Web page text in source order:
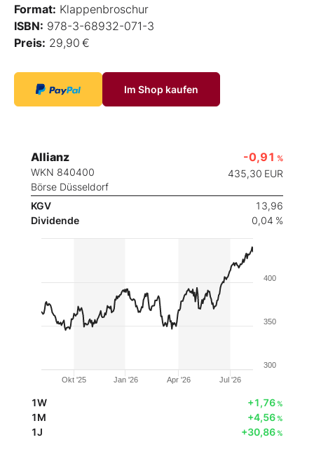
Format: Klappenbroschur
ISBN: 978-3-68932-071-3
Preis: 29,90 €
Im Shop kaufen
Allianz
WKN 840400
Börse Düsseldorf
-0,91 %
435,30 EUR
KGV
13,96
Dividende
0,04 %
Okt '25 Jan '26 Apr '26 Jul '26
300
350
400
1W +1,76%
1M +4,56%
1J +30,86%